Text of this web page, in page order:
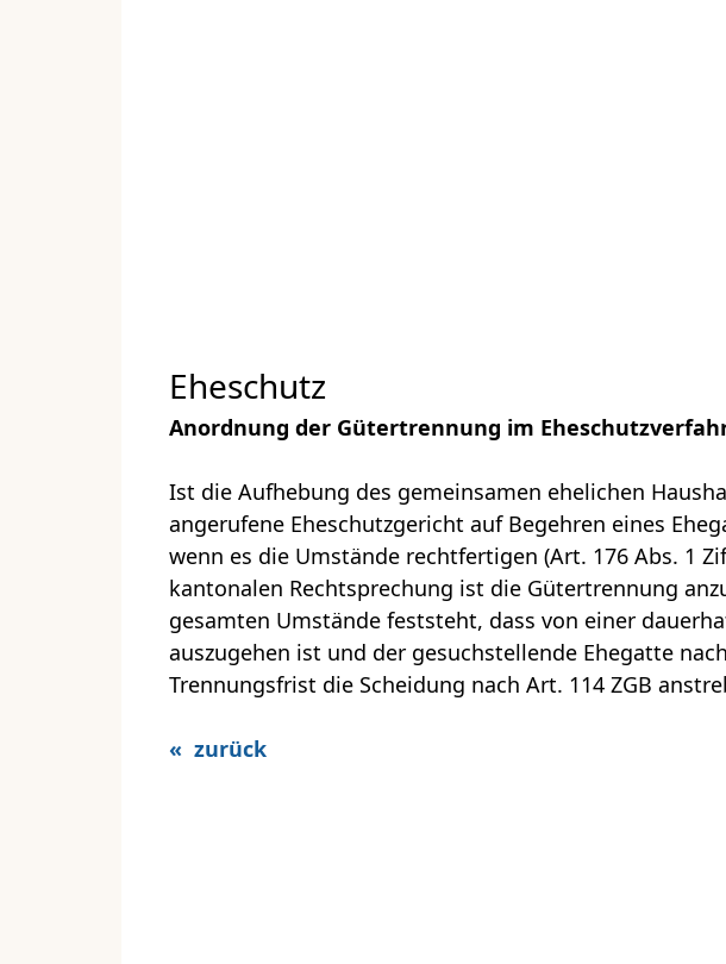
Eheschutz
Anordnung der Gütertrennung im
Ist die Aufhebung des gemeinsamen ehelichen
angerufene Eheschutzgericht auf Begehren eines
wenn es die Umstände rechtfertigen (Art. 176 Abs. 1
kantonalen Rechtsprechung ist die Gütertrennung
gesamten Umstände feststeht, dass von einer
auszugehen ist und der gesuchstellende Ehegatte
Trennungsfrist die Scheidung nach Art. 114 ZGB
« zurück